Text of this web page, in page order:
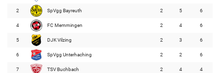
2 SpVgg Bayreuth 2 5 6
4 FC Memmingen 2 4 6
5 DJK Vilzing 2 3 6
6 SpVgg Unterhaching 2 2 6
7 TSV Buchbach 2 4 4